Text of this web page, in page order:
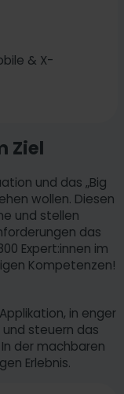
& X-
Ziel
und das „Big
wollen. Diesen
und stellen
das
Expert:innen im
Kompetenzen!
in enger
steuern das
der machbaren
Erlebnis.